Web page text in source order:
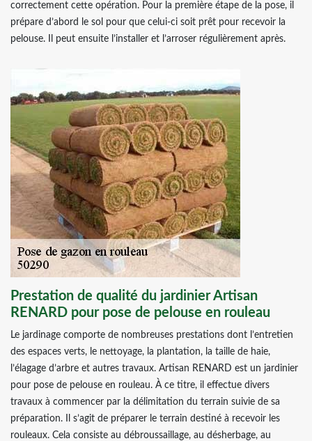
correctement cette opération. Pour la première étape de la pose, il
prépare d’abord le sol pour que celui-ci soit prêt pour recevoir la
pelouse. Il peut ensuite l’installer et l’arroser régulièrement après.
Prestation de qualité du jardinier Artisan
RENARD pour pose de pelouse en rouleau
Le jardinage comporte de nombreuses prestations dont l’entretien
des espaces verts, le nettoyage, la plantation, la taille de haie,
l’élagage d’arbre et autres travaux. Artisan RENARD est un jardinier
pour pose de pelouse en rouleau. À ce titre, il effectue divers
travaux à commencer par la délimitation du terrain suivie de sa
préparation. Il s’agit de préparer le terrain destiné à recevoir les
rouleaux. Cela consiste au débroussaillage, au désherbage, au